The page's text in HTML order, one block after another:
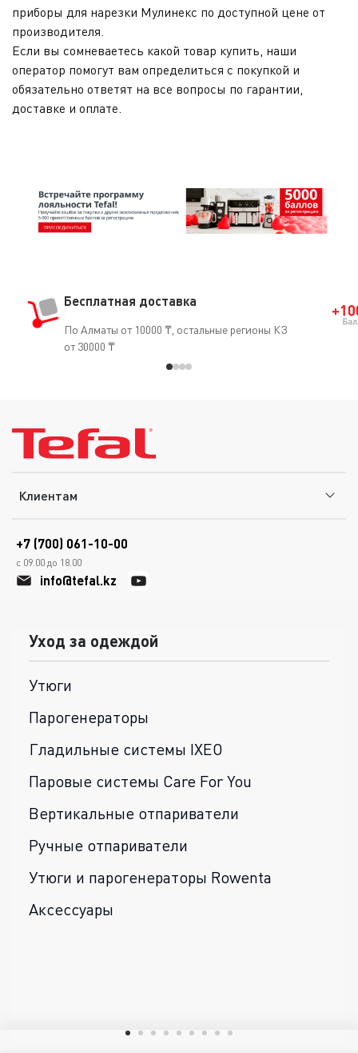
приборы для нарезки Мулинекс по доступной цене от
производителя.
Если вы сомневаетесь какой товар купить, наши
оператор помогут вам определиться с покупкой и
обязательно ответят на все вопросы по гарантии,
доставке и оплате.
Бесплатная доставка
По Алматы от 10000 ₸, остальные регионы КЗ
от 30000 ₸
Клиентам
+7 (700) 061-10-00
с 09.00 до 18.00
info@tefal.kz
Уход за одеждой
Утюги
Парогенераторы
Гладильные системы IXEO
Паровые системы Care For You
Вертикальные отпариватели
Ручные отпариватели
Утюги и парогенераторы Rowenta
Аксессуары